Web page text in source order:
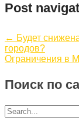
Post
← Будет
городов?
Ограничения в
Поиск по